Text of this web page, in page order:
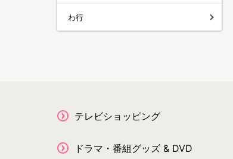
わ行
テレビショッピング
ドラマ・番組グッズ & DVD